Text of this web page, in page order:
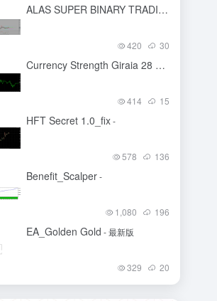
ALAS SUPER BINARY TRADING SYSTEM
420 30
Currency Strength Giraia 28 pairs TRO MODIFIED
414 15
HFT Secret 1.0_fix-
578 136
Benefit_Scalper-
1,080 196
EA_Golden Gold - 最新版
329 20